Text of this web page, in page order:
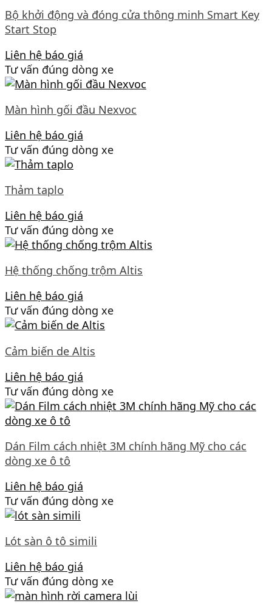
Bộ khởi động và đóng cửa thông minh Smart Key
Start Stop
Liên hệ báo giá
Tư vấn đúng dòng xe
Màn hình gối đầu Nexvoc
Liên hệ báo giá
Tư vấn đúng dòng xe
Thảm taplo
Liên hệ báo giá
Tư vấn đúng dòng xe
Hệ thống chống trộm Altis
Liên hệ báo giá
Tư vấn đúng dòng xe
Cảm biến de Altis
Liên hệ báo giá
Tư vấn đúng dòng xe
Dán Film cách nhiệt 3M chính hãng Mỹ cho các
dòng xe ô tô
Liên hệ báo giá
Tư vấn đúng dòng xe
Lót sàn ô tô simili
Liên hệ báo giá
Tư vấn đúng dòng xe